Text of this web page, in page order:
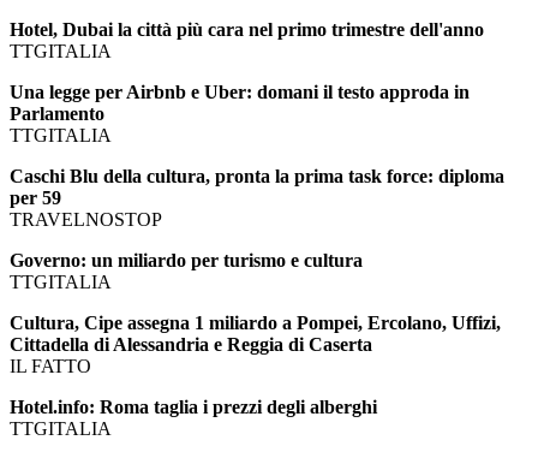
Hotel, Dubai la città più cara nel primo trimestre dell'anno
TTGITALIA
Una legge per Airbnb e Uber: domani il testo approda in
Parlamento
TTGITALIA
Caschi Blu della cultura, pronta la prima task force: diploma
per 59
TRAVELNOSTOP
Governo: un miliardo per turismo e cultura
TTGITALIA
Cultura, Cipe assegna 1 miliardo a Pompei, Ercolano, Uffizi,
Cittadella di Alessandria e Reggia di Caserta
IL FATTO
Hotel.info: Roma taglia i prezzi degli alberghi
TTGITALIA